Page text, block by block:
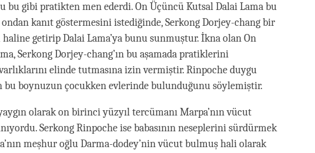
bu gibi pratikten men ederdi. On Üçüncü Kutsal Dalai Lama bu
kanıt göstermesini istediğinde, Serkong Dorjey-chang bir
getirip Dalai Lama’ya bunu sunmuştur. İkna olan On
Serkong Dorjey-chang’ın bu aşamada pratiklerini
elinde tutmasına izin vermiştir. Rinpoche duygu
bu boynuzun çocukken evlerinde bulunduğunu söylemiştir.
olarak on birinci yüzyıl tercümanı Marpa’nın vücut
Serkong Rinpoche ise babasının neseplerini sürdürmek
meşhur oğlu Darma-dodey’nin vücut bulmuş hali olarak